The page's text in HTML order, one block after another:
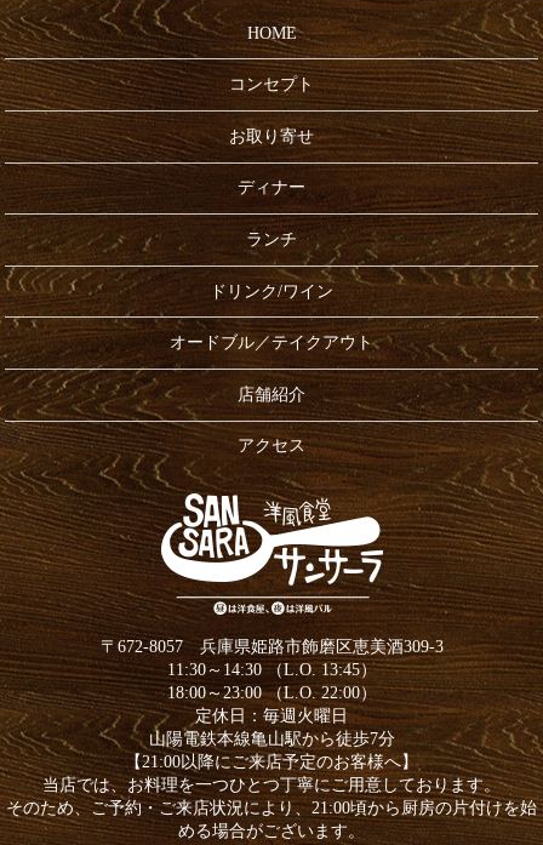
HOME
コンセプト
お取り寄せ
ディナー
ランチ
ドリンク/ワイン
オードブル／テイクアウト
店舗紹介
アクセス
〒672-8057 兵庫県姫路市飾磨区恵美酒309-3
11:30～14:30 （L.O. 13:45）
18:00～23:00 （L.O. 22:00）
定休日：毎週火曜日
山陽電鉄本線亀山駅から徒歩7分
【21:00以降にご来店予定のお客様へ】
当店では、お料理を一つひとつ丁寧にご用意しております。
そのため、ご予約・ご来店状況により、21:00頃から厨房の片付けを始
める場合がございます。